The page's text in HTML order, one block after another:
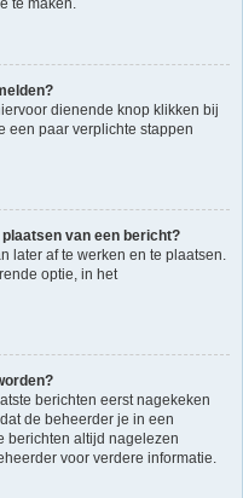
te maken.
dienende knop klikken bij
een paar verplichte stappen
van een bericht?
later af te werken en te plaatsen.
optie, in het
berichten eerst nagekeken
de beheerder je in een
berichten altijd nagelezen
voor verdere informatie.